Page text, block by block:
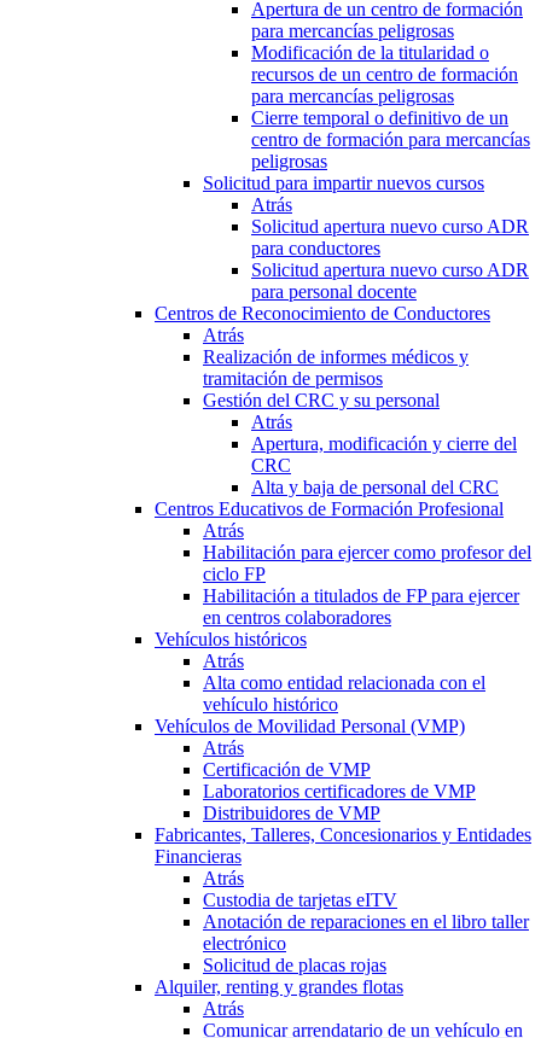
Apertura de un centro de formación
para mercancías peligrosas
Modificación de la titularidad o
recursos de un centro de formación
para mercancías peligrosas
Cierre temporal o definitivo de un
centro de formación para mercancías
peligrosas
Solicitud para impartir nuevos cursos
Atrás
Solicitud apertura nuevo curso ADR
para conductores
Solicitud apertura nuevo curso ADR
para personal docente
Centros de Reconocimiento de Conductores
Atrás
Realización de informes médicos y
tramitación de permisos
Gestión del CRC y su personal
Atrás
Apertura, modificación y cierre del
CRC
Alta y baja de personal del CRC
Centros Educativos de Formación Profesional
Atrás
Habilitación para ejercer como profesor del
ciclo FP
Habilitación a titulados de FP para ejercer
en centros colaboradores
Vehículos históricos
Atrás
Alta como entidad relacionada con el
vehículo histórico
Vehículos de Movilidad Personal (VMP)
Atrás
Certificación de VMP
Laboratorios certificadores de VMP
Distribuidores de VMP
Fabricantes, Talleres, Concesionarios y Entidades
Financieras
Atrás
Custodia de tarjetas eITV
Anotación de reparaciones en el libro taller
electrónico
Solicitud de placas rojas
Alquiler, renting y grandes flotas
Atrás
Comunicar arrendatario de un vehículo en